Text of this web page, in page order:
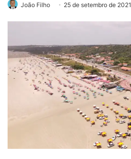
João Filho 25 de setembro de 2021